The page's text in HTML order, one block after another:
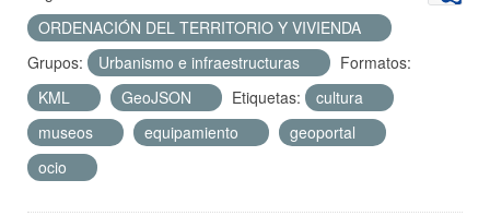
ORDENACIÓN DEL TERRITORIO Y VIVIENDA
Grupos:
Urbanismo e infraestructuras
Formatos:
KML
GeoJSON Etiquetas:
cultura
museos
equipamiento
geoportal
ocio